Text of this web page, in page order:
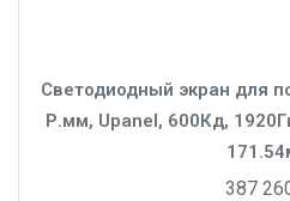
Светодиодный экран для
Р.мм, Upanel, 600Кд,
387